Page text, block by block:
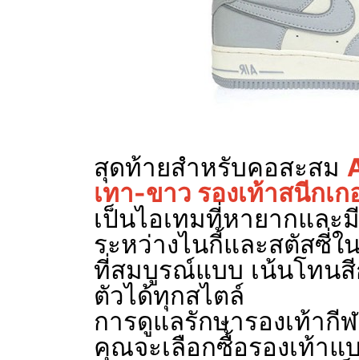
สุดท้ายสำหรับคอสะสม
เทา-ขาว รองเท้าสนีกเ
เป็นไอเทมที่หายากและ
ระหว่างไนกี้และสตัสซี่ใ
ที่สมบูรณ์แบบ เน้นโทนสี
ตัวได้ทุกสไตล์
การดูแลรักษารองเท้า
คุณจะเลือกซื้อรองเท้า